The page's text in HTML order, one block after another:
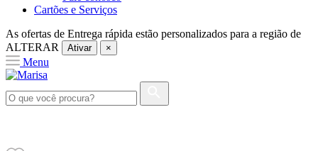
Cartões e Serviços
As ofertas de Entrega rápida estão personalizados para a região de
ALTERAR
Ativar ×
Menu